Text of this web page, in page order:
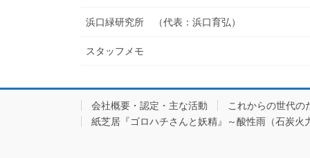
浜口緑研究所 （代表：浜口育弘）
スタッフメモ
会社概要・認定・主な活動
これからの世代の
紙芝居『ゴロハチさんと妖精』～酸性雨（石炭火